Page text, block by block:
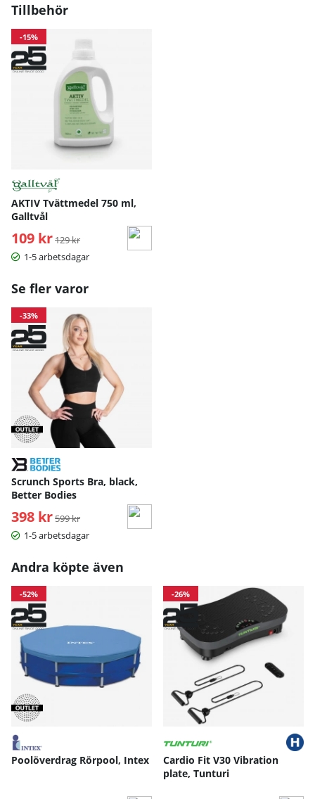
Tillbehör
-15%
AKTIV Tvättmedel 750 ml,
Galltvål
109 kr Ordinarie pris:
129 kr
1-5 arbetsdagar
Se fler varor
-33%
Scrunch Sports Bra, black,
Better Bodies
398 kr Ordinarie pris:
599 kr
1-5 arbetsdagar
Andra köpte även
-52%
Poolöverdrag Rörpool, Intex
-26%
Cardio Fit V30 Vibration
plate, Tunturi